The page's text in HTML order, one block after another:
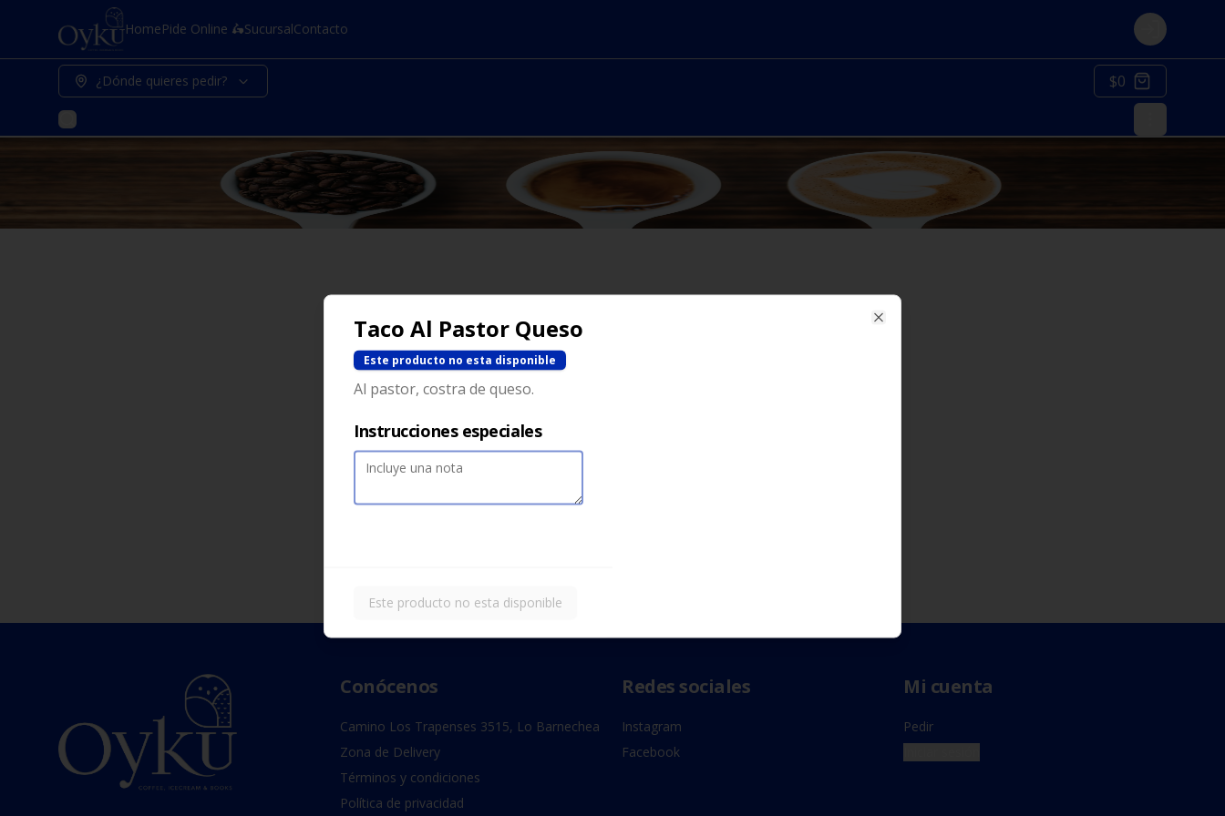
HomePide Online 🛵SucursalContacto Login
¿Dónde quieres pedir? $0
No hay productos en el menú
Conócenos
Camino Los Trapenses 3515, Lo Barnechea
Zona de Delivery
Términos y condiciones
Política de privacidad
Redes sociales
Instagram
Facebook
Mi cuenta
Pedir
Taco Al Pastor Queso
Este producto no esta disponible
Al pastor, costra de queso.
Instrucciones especiales
Este producto no esta disponible